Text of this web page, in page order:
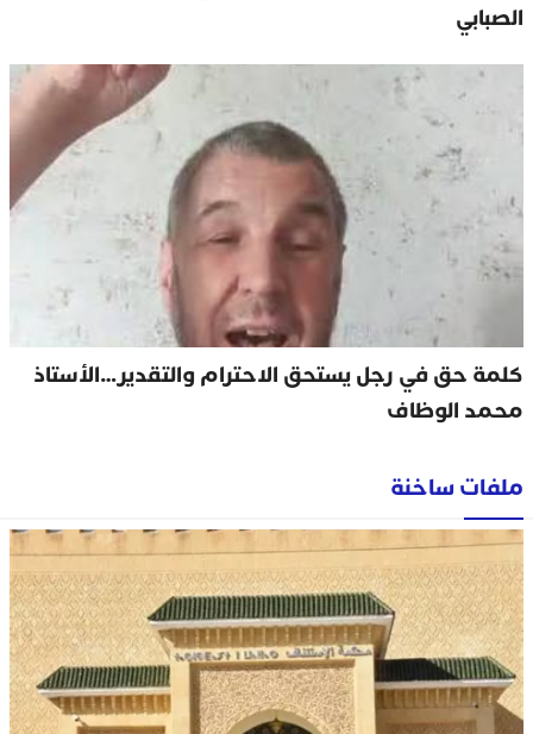
الصبابي
كلمة حق في رجل يستحق الاحترام والتقدير…الأستاذ
محمد الوظاف
ملفات ساخنة